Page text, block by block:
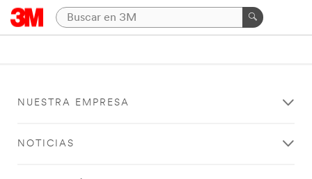
NUESTRA EMPRESA
NOTICIAS